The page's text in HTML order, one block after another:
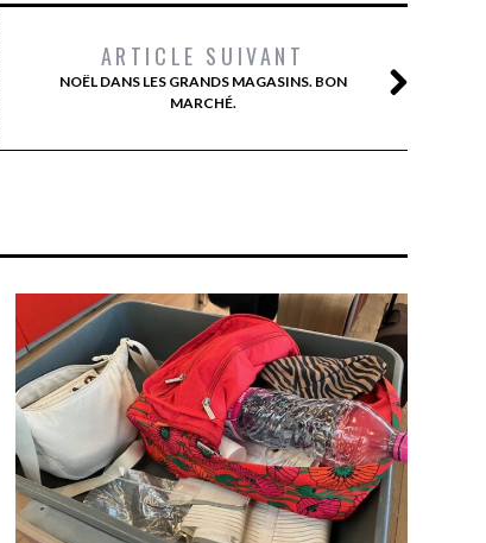
ARTICLE SUIVANT
NOËL DANS LES GRANDS MAGASINS. BON
MARCHÉ.